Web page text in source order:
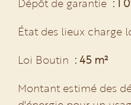
État des lieux charge
Loi Boutin
45 m²
Montant estimé des